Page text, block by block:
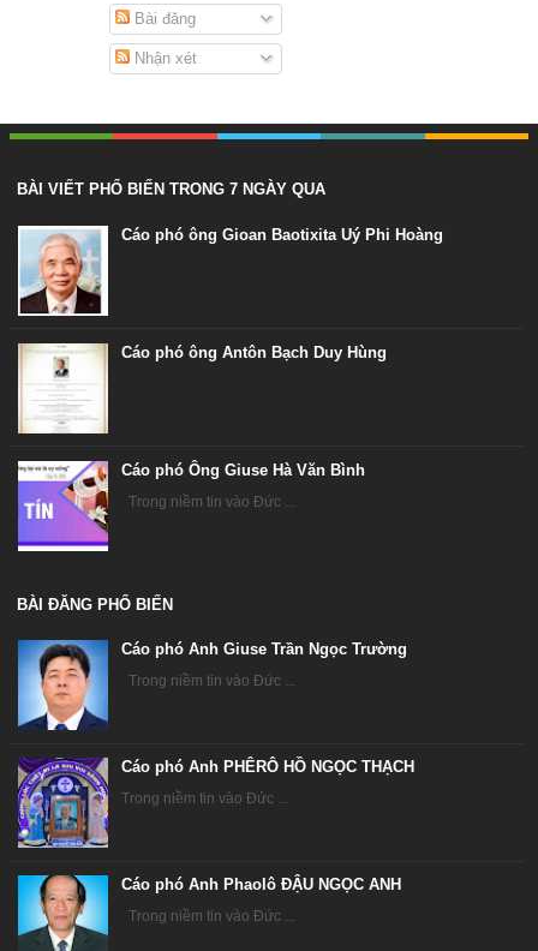
Bài đăng
Nhận xét
BÀI VIẾT PHỔ BIẾN TRONG 7 NGÀY QUA
Cáo phó ông Gioan Baotixita Uý Phi Hoàng
Cáo phó ông Antôn Bạch Duy Hùng
Cáo phó Ông Giuse Hà Văn Bình
Trong niềm tin vào Đức ...
BÀI ĐĂNG PHỔ BIẾN
Cáo phó Anh Giuse Trần Ngọc Trường
Trong niềm tin vào Đức ...
Cáo phó Anh PHÊRÔ HỒ NGỌC THẠCH
Trong niềm tin vào Đức ...
Cáo phó Anh Phaolô ĐẬU NGỌC ANH
Trong niềm tin vào Đức ...